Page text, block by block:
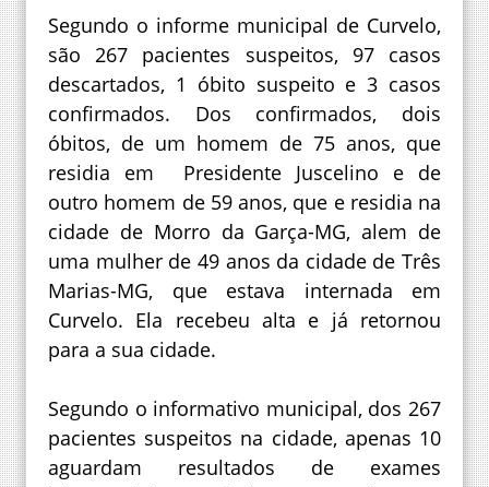
Segundo o informe municipal de Curvelo,
são 267 pacientes suspeitos, 97 casos
descartados, 1 óbito suspeito e 3 casos
confirmados. Dos confirmados, dois
óbitos, de um homem de 75 anos, que
residia em Presidente Juscelino e de
outro homem de 59 anos, que e residia na
cidade de Morro da Garça-MG, alem de
uma mulher de 49 anos da cidade de Três
Marias-MG, que estava internada em
Curvelo. Ela recebeu alta e já retornou
para a sua cidade.
Segundo o informativo municipal, dos 267
pacientes suspeitos na cidade, apenas 10
aguardam resultados de exames